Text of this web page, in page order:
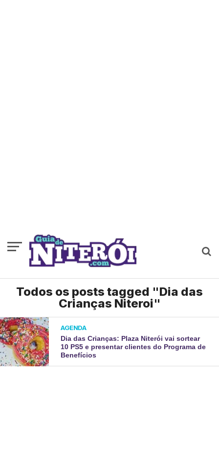
Todos os posts tagged "Dia das
Crianças Niteroi"
AGENDA
Dia das Crianças: Plaza Niterói vai sortear
10 PS5 e presentar clientes do Programa de
Benefícios